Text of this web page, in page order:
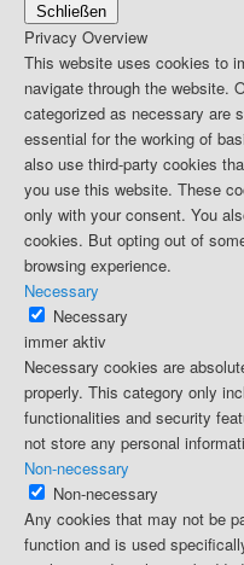
Schließen
Privacy Overview
This website uses cookies to
navigate through the website.
categorized as necessary are
essential for the working of
also use third-party cookies
you use this website. These
only with your consent. You
cookies. But opting out of
browsing experience.
Necessary
Necessary
immer aktiv
Necessary cookies are
properly. This category only
functionalities and security
not store any personal
Non-necessary
Non-necessary
Any cookies that may not be
function and is used